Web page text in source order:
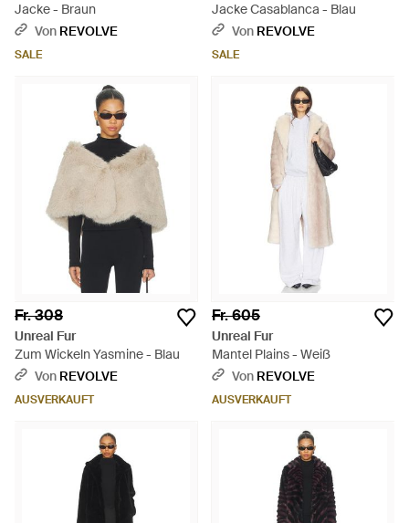
Jacke - Braun
Von REVOLVE
SALE
Jacke Casablanca - Blau
Von REVOLVE
SALE
Fr. 308
Unreal Fur
Zum Wickeln Yasmine - Blau
Von REVOLVE
AUSVERKAUFT
Fr. 605
Unreal Fur
Mantel Plains - Weiß
Von REVOLVE
AUSVERKAUFT